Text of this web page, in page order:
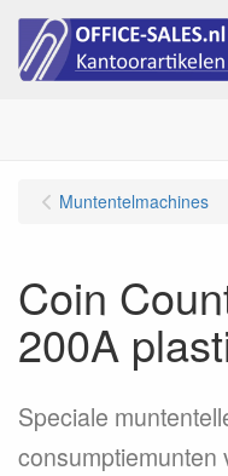
Muntentelmachines
Coin
200A
Speciale
consumptiemunten